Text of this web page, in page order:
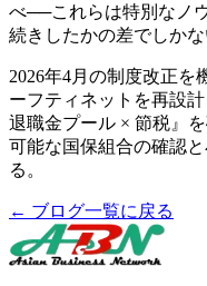
べ──これらは特別なノ
続きしたかの差でしかな
2026年4月の制度改正を
ーフティネットを再設
退職金プール × 節税』
可能な国保組合の確認
る。
← ブログ一覧に戻る